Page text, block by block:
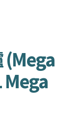
(Mega
Mega